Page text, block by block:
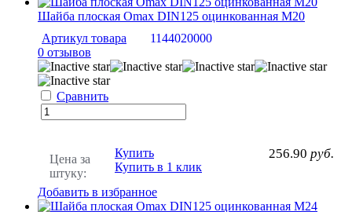
Шайба плоская Omax DIN125 оцинкованная М20
Артикул товара
1144020000
0 отзывов
Сравнить
Цена за
штуку:
256.90 руб.
Купить
Купить в 1 клик
Добавить в избранное